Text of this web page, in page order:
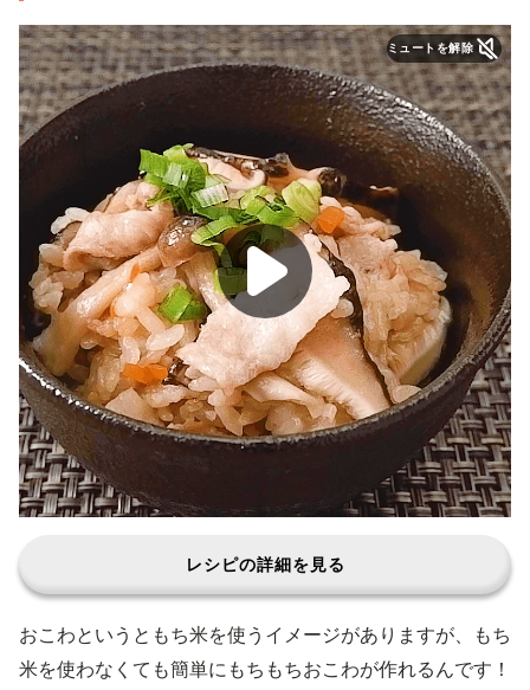
ミュートを解除
レシピの詳細を見る
おこわというともち米を使うイメージがありますが、もち
米を使わなくても簡単にもちもちおこわが作れるんです！